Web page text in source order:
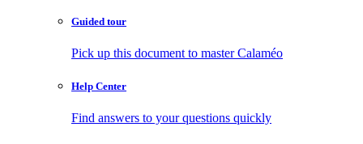
Guided tour
Pick up this document to master Calaméo
Help Center
Find answers to your questions quickly